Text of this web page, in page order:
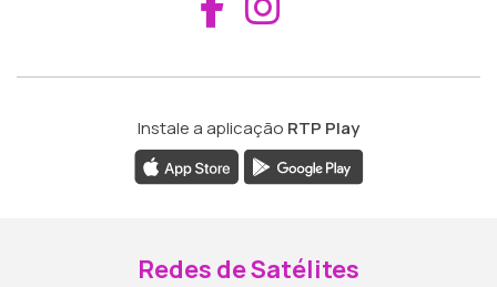
Instale a aplicação RTP Play
Redes de Satélites